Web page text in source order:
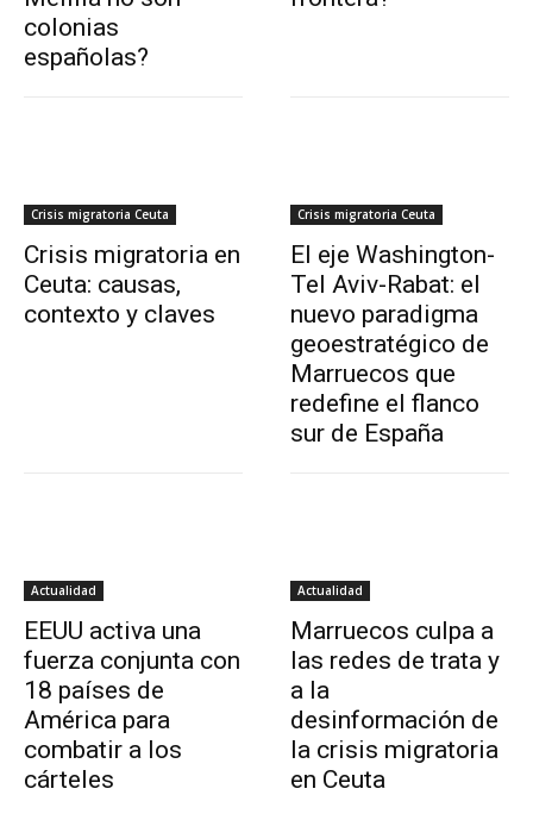
colonias
españolas?
Crisis migratoria Ceuta
Crisis migratoria en
Ceuta: causas,
contexto y claves
Crisis migratoria Ceuta
El eje Washington-
Tel Aviv-Rabat: el
nuevo paradigma
geoestratégico de
Marruecos que
redefine el flanco
sur de España
Actualidad
EEUU activa una
fuerza conjunta con
18 países de
América para
combatir a los
cárteles
Actualidad
Marruecos culpa a
las redes de trata y
a la
desinformación de
la crisis migratoria
en Ceuta